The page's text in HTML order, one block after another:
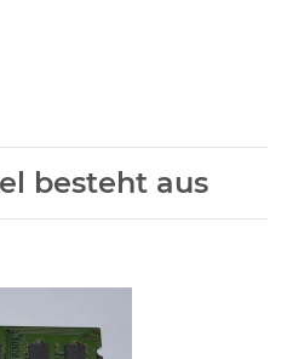
besteht aus